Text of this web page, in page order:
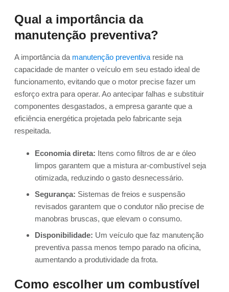
Qual a importância da
manutenção preventiva?
A importância da manutenção preventiva reside na
capacidade de manter o veículo em seu estado ideal de
funcionamento, evitando que o motor precise fazer um
esforço extra para operar. Ao antecipar falhas e substituir
componentes desgastados, a empresa garante que a
eficiência energética projetada pelo fabricante seja
respeitada.
Economia direta: Itens como filtros de ar e óleo
limpos garantem que a mistura ar-combustível seja
otimizada, reduzindo o gasto desnecessário.
Segurança: Sistemas de freios e suspensão
revisados garantem que o condutor não precise de
manobras bruscas, que elevam o consumo.
Disponibilidade: Um veículo que faz manutenção
preventiva passa menos tempo parado na oficina,
aumentando a produtividade da frota.
Como escolher um combustível